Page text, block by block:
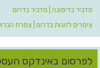
מדביר בדימונה | מדביר בדרום
צימרים לזוגות בדרום | צמרת
לפרסום באינדקס